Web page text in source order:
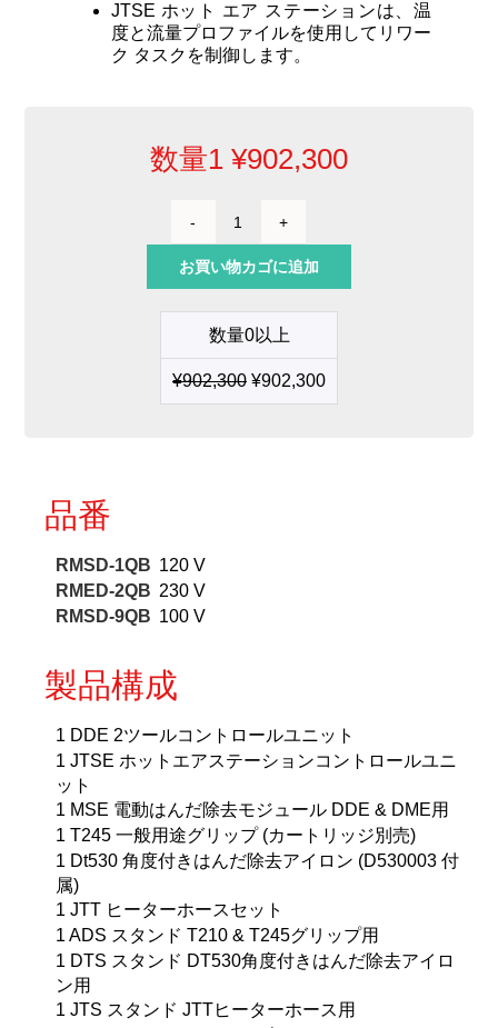
JTSE ホット エア ステーションは、温
度と流量プロファイルを使用してリワー
ク タスクを制御します。
数量1 ¥902,300
リ
ー
ス
テ
ム
DT530
属
個
お買い物カゴに追加
数量0以上
¥902,300 ¥902,300
品番
RMSD-1QB 120 V
RMED-2QB 230 V
RMSD-9QB 100 V
製品構成
1 DDE 2ツールコントロールユニット
1 JTSE ホットエアステーションコントロールユニ
ット
1 MSE 電動はんだ除去モジュール DDE & DME用
1 T245 一般用途グリップ (カートリッジ別売)
1 Dt530 角度付きはんだ除去アイロン (D530003 付
属)
1 JTT ヒーターホースセット
1 ADS スタンド T210 & T245グリップ用
1 DTS スタンド DT530角度付きはんだ除去アイロ
ン用
1 JTS スタンド JTTヒーターホース用